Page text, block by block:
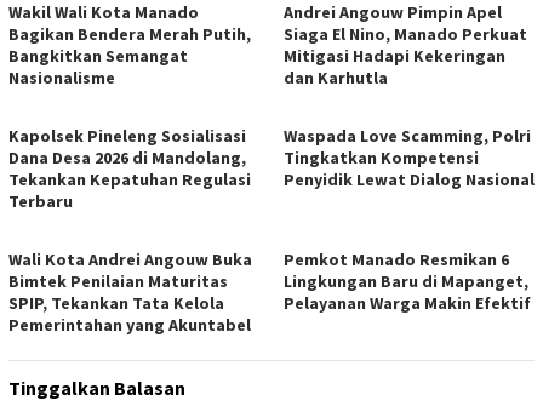
Wakil Wali Kota Manado
Bagikan Bendera Merah Putih,
Bangkitkan Semangat
Nasionalisme
Andrei Angouw Pimpin Apel
Siaga El Nino, Manado Perkuat
Mitigasi Hadapi Kekeringan
dan Karhutla
Kapolsek Pineleng Sosialisasi
Dana Desa 2026 di Mandolang,
Tekankan Kepatuhan Regulasi
Terbaru
Waspada Love Scamming, Polri
Tingkatkan Kompetensi
Penyidik Lewat Dialog Nasional
Wali Kota Andrei Angouw Buka
Bimtek Penilaian Maturitas
SPIP, Tekankan Tata Kelola
Pemerintahan yang Akuntabel
Pemkot Manado Resmikan 6
Lingkungan Baru di Mapanget,
Pelayanan Warga Makin Efektif
Tinggalkan Balasan